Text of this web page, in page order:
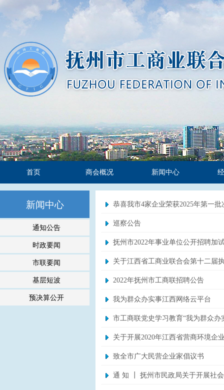
首页 商会概况 新闻中心
新闻中心 恭喜我市4家企业荣获2025年第一批
巡察公告
抚州市2022年事业单位公开招聘加
关于江西省工商业联合会第十二届
2022年抚州市工商联招聘公告
我为群众办实事江西网络云平台
市工商联党史学习教育“我为群众办
关于开展2020年江西省营商环境企
致全市广大民营企业家倡议书
通 知 ┃ 抚州市民政局关于开展社
通知公告
时政要闻
市联要闻
基层短波
预决算公开